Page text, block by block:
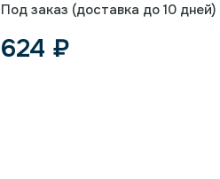
Под заказ (доставка до 10 дней)
624 ₽